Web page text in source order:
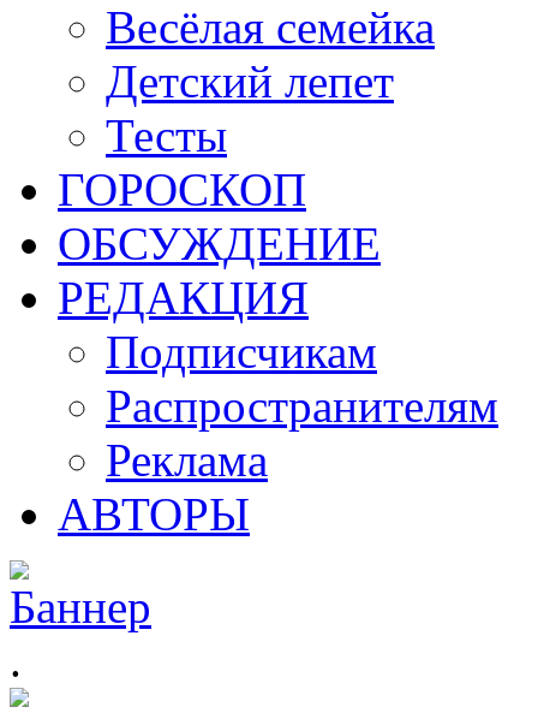
Весёлая семейка
Детский лепет
Тесты
ГОРОСКОП
ОБСУЖДЕНИЕ
РЕДАКЦИЯ
Подписчикам
Распространителям
Реклама
АВТОРЫ
.